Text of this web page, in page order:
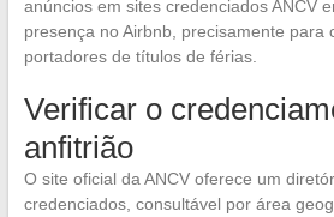
anúncios em sites credenciados ANCV
presença no Airbnb, precisamente para
portadores de títulos de férias.
Verificar o
anfitrião
O site oficial da ANCV oferece um
credenciados, consultável por área